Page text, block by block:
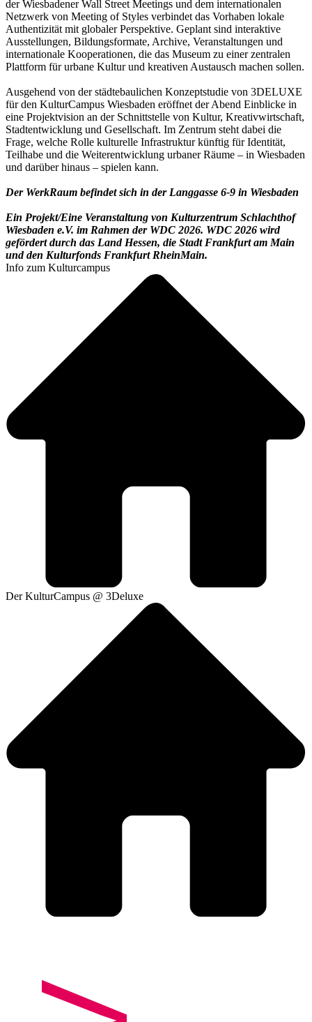
der Wiesbadener Wall Street Meetings und dem internationalen
Netzwerk von Meeting of Styles verbindet das Vorhaben lokale
Authentizität mit globaler Perspektive. Geplant sind interaktive
Ausstellungen, Bildungsformate, Archive, Veranstaltungen und
internationale Kooperationen, die das Museum zu einer zentralen
Plattform für urbane Kultur und kreativen Austausch machen sollen.
Ausgehend von der städtebaulichen Konzeptstudie von 3DELUXE
für den KulturCampus Wiesbaden eröffnet der Abend Einblicke in
eine Projektvision an der Schnittstelle von Kultur, Kreativwirtschaft,
Stadtentwicklung und Gesellschaft. Im Zentrum steht dabei die
Frage, welche Rolle kulturelle Infrastruktur künftig für Identität,
Teilhabe und die Weiterentwicklung urbaner Räume – in Wiesbaden
und darüber hinaus – spielen kann.
Der WerkRaum befindet sich in der Langgasse 6-9 in Wiesbaden
Ein Projekt/Eine Veranstaltung von Kulturzentrum Schlachthof
Wiesbaden e.V. im Rahmen der WDC 2026. WDC 2026 wird
gefördert durch das Land Hessen, die Stadt Frankfurt am Main
und den Kulturfonds Frankfurt RheinMain.
Info zum Kulturcampus
Der KulturCampus @ 3Deluxe